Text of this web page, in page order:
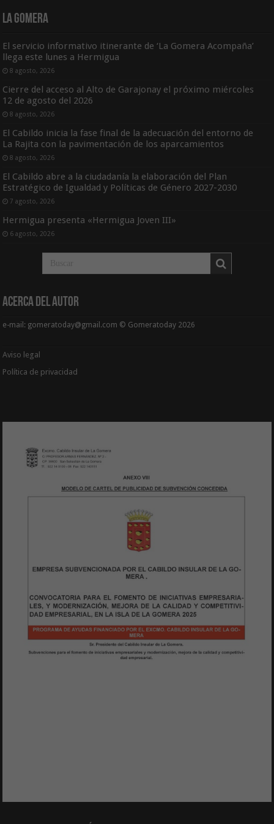
La Gomera
El servicio informativo itinerante de ‘La Gomera Acompaña’
llega este lunes a Hermigua
8 agosto, 2026
Cierre del acceso al Alto de Garajonay el próximo miércoles
12 de agosto del 2026
8 agosto, 2026
El Cabildo inicia la fase final de la adecuación del entorno de
La Rajita con la pavimentación de los aparcamientos
8 agosto, 2026
El Cabildo abre a la ciudadanía la elaboración del Plan
Estratégico de Igualdad y Políticas de Género 2027-2030
7 agosto, 2026
Hermigua presenta «Hermigua Joven III»
6 agosto, 2026
Acerca del Autor
e-mail: gomeratoday@gmail.com © Gomeratoday 2026
Aviso legal
Política de privacidad